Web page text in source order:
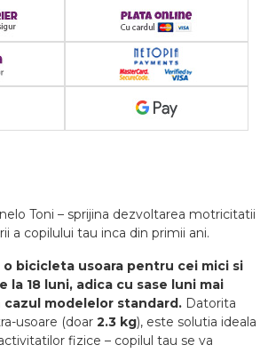
Toni – sprijina dezvoltarea motricitatii
a copilului tau inca din primii ani.
bicicleta usoara pentru cei mici si
la 18 luni, adica cu sase luni mai
modelelor standard. Datorita
usoare (doar 2.3 kg), este solutia ideala
fizice – copilul tau se va